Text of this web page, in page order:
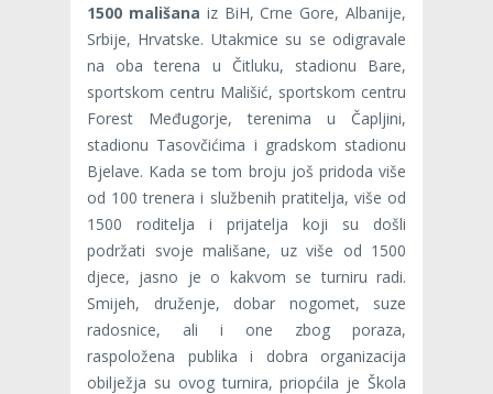
1500 mališana iz BiH, Crne Gore, Albanije,
Srbije, Hrvatske. Utakmice su se odigravale
na oba terena u Čitluku, stadionu Bare,
sportskom centru Mališić, sportskom centru
Forest Međugorje, terenima u Čapljini,
stadionu Tasovčićima i gradskom stadionu
Bjelave. Kada se tom broju još pridoda više
od 100 trenera i službenih pratitelja, više od
1500 roditelja i prijatelja koji su došli
podržati svoje mališane, uz više od 1500
djece, jasno je o kakvom se turniru radi.
Smijeh, druženje, dobar nogomet, suze
radosnice, ali i one zbog poraza,
raspoložena publika i dobra organizacija
obilježja su ovog turnira, priopćila je Škola